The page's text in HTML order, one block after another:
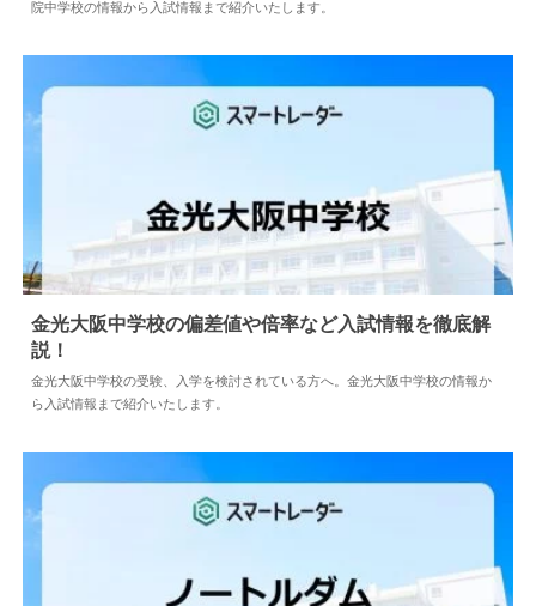
院中学校の情報から入試情報まで紹介いたします。
中学情報 2024.05.10
金光大阪中学校の偏差値や倍率など入試情報を徹底解
説！
金光大阪中学校の受験、入学を検討されている方へ。金光大阪中学校の情報か
ら入試情報まで紹介いたします。